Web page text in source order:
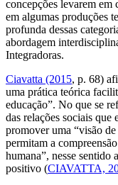
concepções levarem em
em algumas produções
profunda dessas
abordagem
Integradoras.
Ciavatta (2015, p. 68)
uma prática teórica
educação”. No que se
das relações sociais que
promover uma “visão
permitam a
humana”, nesse sentido
positivo (CIAVATTA,